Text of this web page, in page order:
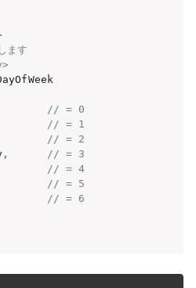
ます
// = 0
// = 1
// = 2
,
// = 3
// = 4
// = 5
// = 6